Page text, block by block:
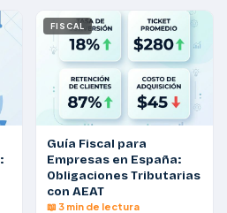
FISCAL
Guía Fiscal para
Empresas en España:
Obligaciones Tributarias
con AEAT
📖 3 min de lectura